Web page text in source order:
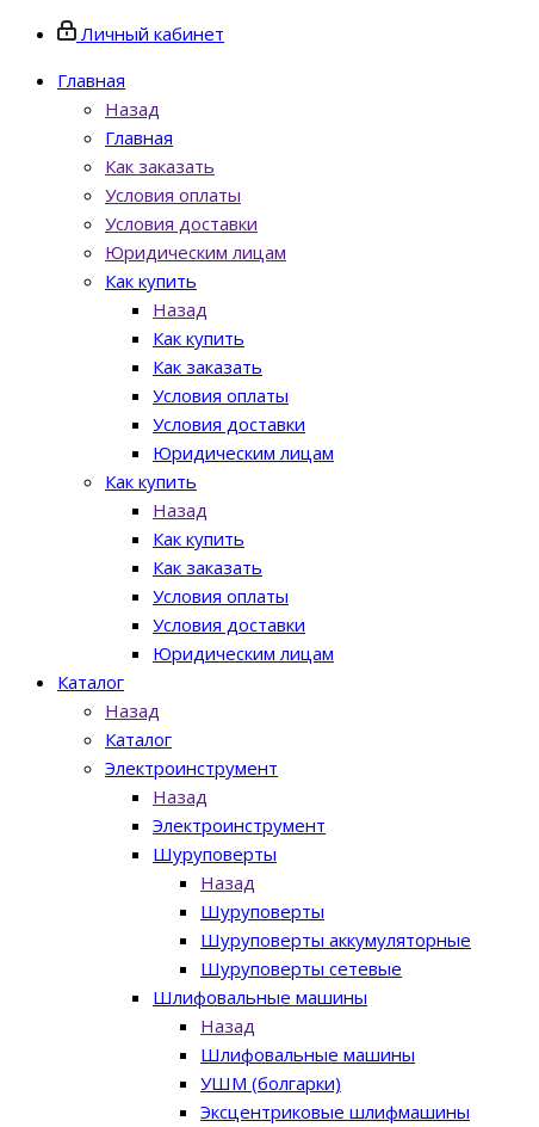
Личный кабинет
Главная
Назад
Главная
Как заказать
Условия оплаты
Условия доставки
Юридическим лицам
Как купить
Назад
Как купить
Как заказать
Условия оплаты
Условия доставки
Юридическим лицам
Как купить
Назад
Как купить
Как заказать
Условия оплаты
Условия доставки
Юридическим лицам
Каталог
Назад
Каталог
Электроинструмент
Назад
Электроинструмент
Шуруповерты
Назад
Шуруповерты
Шуруповерты аккумуляторные
Шуруповерты сетевые
Шлифовальные машины
Назад
Шлифовальные машины
УШМ (болгарки)
Эксцентриковые шлифмашины